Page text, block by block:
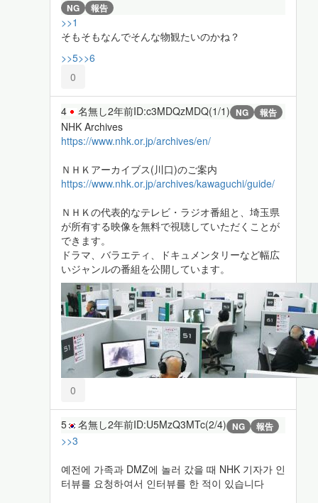
NG 報告
>>1
そもそもなんでそんな物観たいのかね？
>>5>>6
0
4 名無し2年前ID:c3MDQzMDQ(1/1) NG 報告
NHK Archives
https://www.nhk.or.jp/archives/en/
ＮＨＫアーカイブス(川口)のご案内
https://www.nhk.or.jp/archives/kawaguchi/guide/
ＮＨＫの代表的なテレビ・ラジオ番組と、埼玉県
が所有する映像を無料で視聴していただくことが
できます。
ドラマ、バラエティ、ドキュメンタリーなど幅広
いジャンルの番組を公開しています。
0
5 名無し2年前ID:U5MzQ3MTc(2/4) NG 報告
>>3
예전에 가족과 DMZ에 놀러 갔을 때 NHK 기자가 인
터뷰를 요청하여서 인터뷰를 한 적이 있습니다